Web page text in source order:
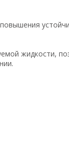
жидкости,